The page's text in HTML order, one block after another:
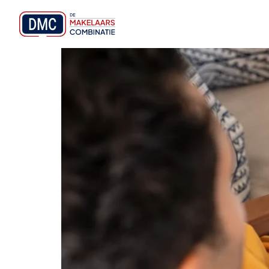
Energielabel